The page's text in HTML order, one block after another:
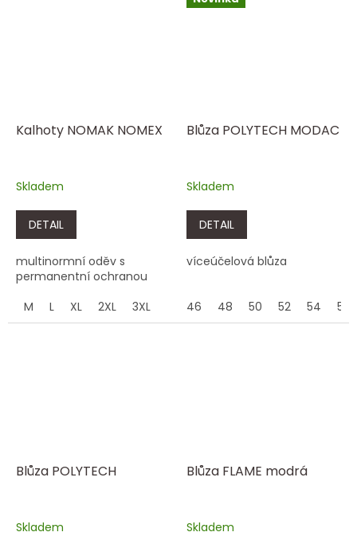
Kalhoty NOMAK NOMEX
Skladem
DETAIL
multinormní oděv s
permanentní ochranou
M
L XL 2XL 3XL
Blůza POLYTECH MODAC
Skladem
DETAIL
víceúčelová blůza
46 48 50 52 54 56
Blůza POLYTECH
Skladem
Blůza FLAME modrá
Skladem